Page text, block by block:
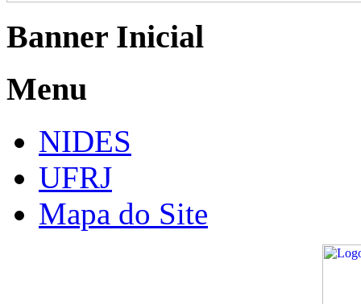
Banner Inicial
Menu
NIDES
UFRJ
Mapa do Site